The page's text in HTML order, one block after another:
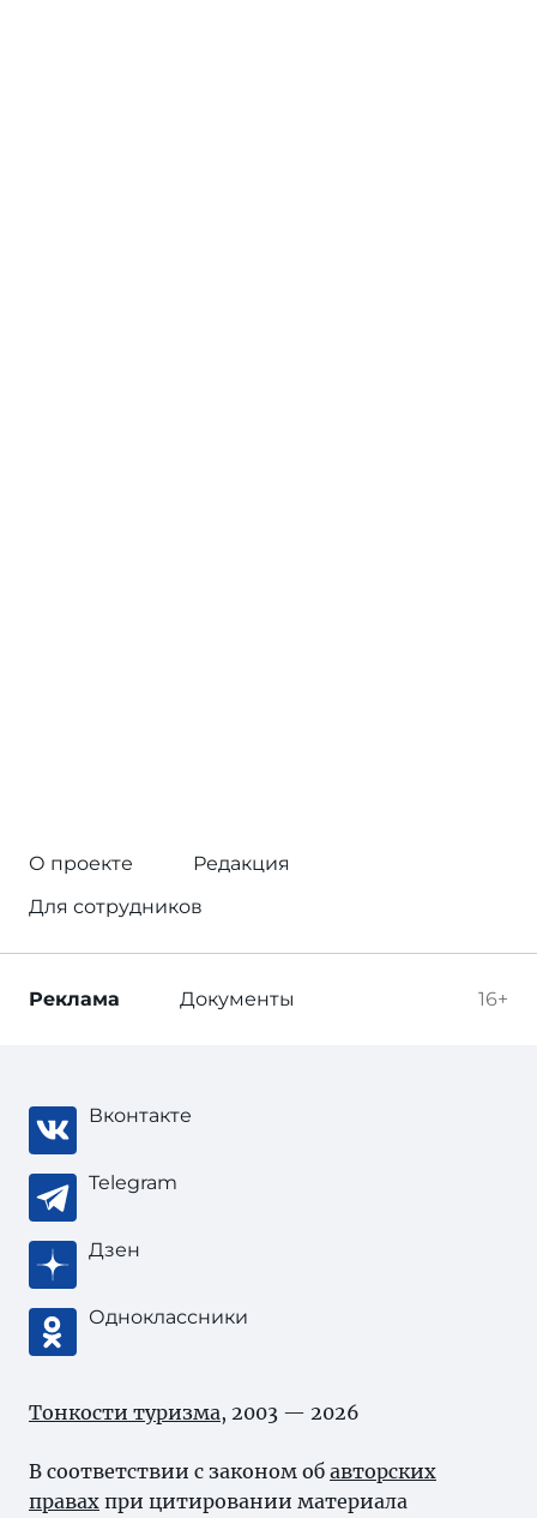
О проекте
Редакция
Для сотрудников
16+
Реклама Документы
Вконтакте
Telegram
Дзен
Одноклассники
Тонкости туризма, 2003 — 2026
В соответствии с законом об авторских
правах при цитировании материала